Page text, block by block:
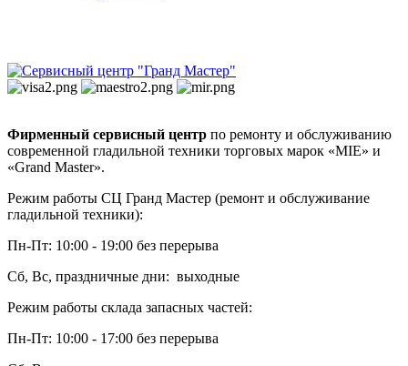
Фирменный сервисный центр по ремонту и обслуживанию
современной гладильной техники торговых марок «MIE» и
«Grand Master».
Режим работы СЦ Гранд Мастер (ремонт и обслуживание
гладильной техники):
Пн-Пт: 10:00 - 19:00 без перерыва
Сб, Вс, праздничные дни: выходные
Режим работы склада запасных частей:
Пн-Пт: 10:00 - 17:00 без перерыва